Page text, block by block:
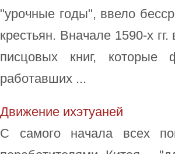
"урочные годы", ввело
крестьян. Вначале 1590-х
писцовых книг, которые
работавших ...
Движение ихэтуаней
С самого начала всех